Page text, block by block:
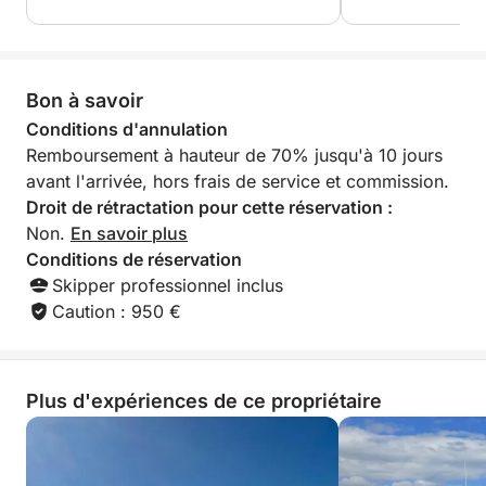
cette excursion d'une journée de cinq heures
Bon à savoir
Conditions d'annulation
Remboursement à hauteur de 70% jusqu'à 10 jours
avant l'arrivée, hors frais de service et commission.
Droit de rétractation pour cette réservation :
Non. En savoir plus
Conditions de réservation
Skipper professionnel inclus
Caution : 950 €
Plus d'expériences de ce propriétaire